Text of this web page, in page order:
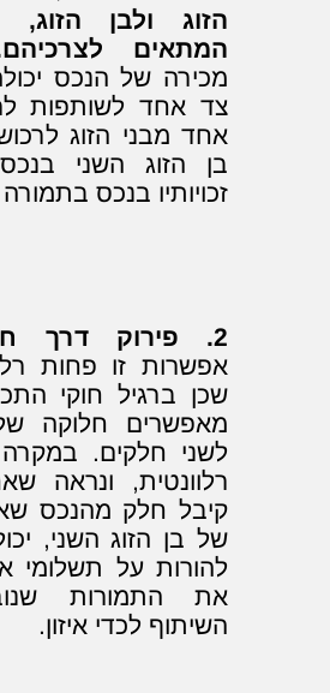
הזוג ולבן הזוג,
המתאים
מכירה של הנכס
צד אחד לשותפות
אחד מבני הזוג
בן הזוג השני
זכויותיו בנכס
2. פירוק דרך חלוקת הנכס;
אפשרות זו פחות
שכן ברגיל חוקי
מאפשרים חלוקה
לשני חלקים. במקרה
רלוונטית, ונראה
קיבל חלק מהנכס
של בן הזוג השני,
להורות על תשלומי
את התמורות
השיתוף לכדי איזון.